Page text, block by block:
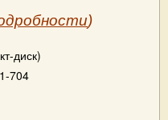
)
диск)
704